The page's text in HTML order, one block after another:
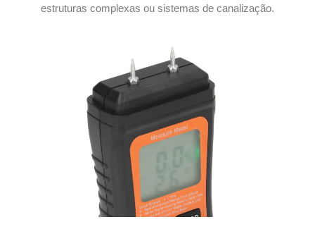
estruturas complexas ou sistemas de canalização.